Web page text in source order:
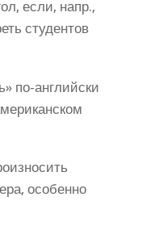
если, напр.,
студентов
по-английски
особенно